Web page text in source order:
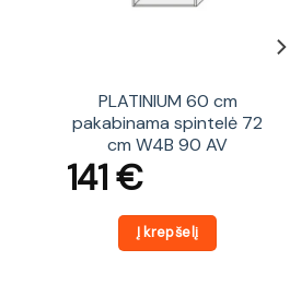
PLATINIUM 60 cm
pakabinama spintelė 72
cm W4B 90 AV
141€
Į krepšelį